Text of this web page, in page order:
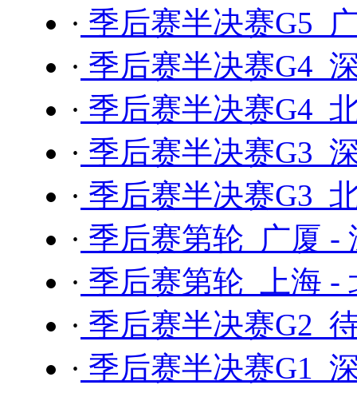
· 季后赛半决赛G5
· 季后赛半决赛G4
· 季后赛半决赛G4
· 季后赛半决赛G3
· 季后赛半决赛G3
· 季后赛第轮 广厦 -
· 季后赛第轮 上海 -
· 季后赛半决赛G2
· 季后赛半决赛G1